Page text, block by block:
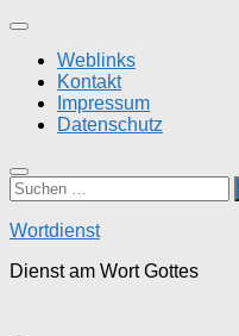
Zum
springenWeblinks
Kontakt
Impressum
Datenschutz
Suchen
nach:
Wortdienst
Dienst am Wort Gottes